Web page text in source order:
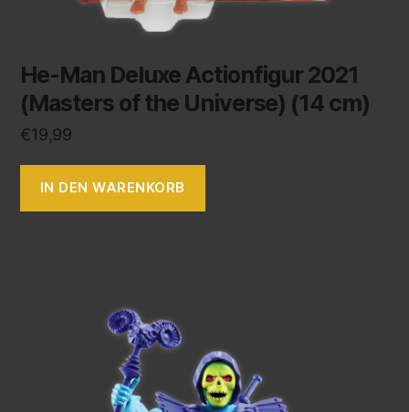
He-Man Deluxe Actionfigur 2021
(Masters of the Universe) (14 cm)
€19,99
IN DEN WARENKORB